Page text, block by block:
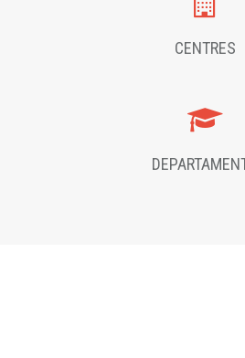
CENTRES